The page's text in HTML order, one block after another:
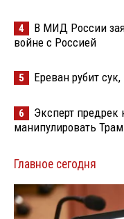
4
В МИД России
войне с Россией
5 Ереван рубит
6
Эксперт
манипулировать
Главное сегодня